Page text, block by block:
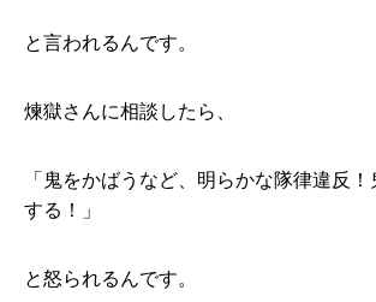
と言われるんです。
煉獄さんに相談したら、
「鬼をかばうなど、明らかな隊律違反
する！」
と怒られるんです。